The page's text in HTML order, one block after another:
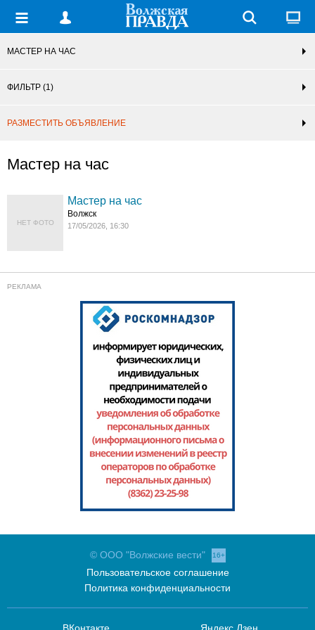
МАСТЕР НА ЧАС
ФИЛЬТР (1)
РАЗМЕСТИТЬ ОБЪЯВЛЕНИЕ
Мастер на час
НЕТ ФОТО
Мастер на час
Волжск
17/05/2026, 16:30
© ООО "Волжские вести" 16+
Пользовательское соглашение
Политика конфиденциальности